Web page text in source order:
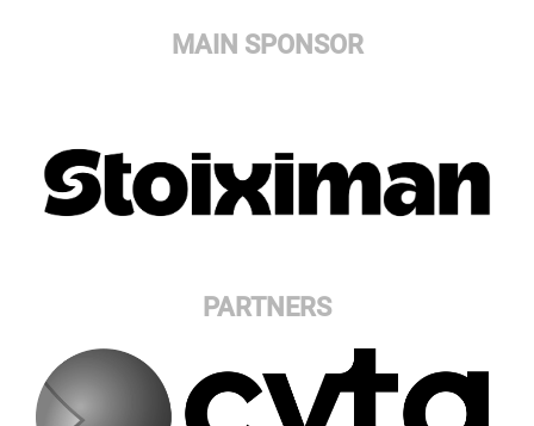
MAIN SPONSOR
PARTNERS